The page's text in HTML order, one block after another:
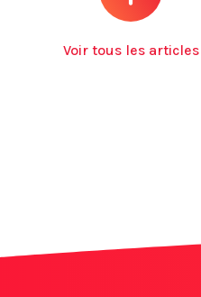
Voir tous les articles